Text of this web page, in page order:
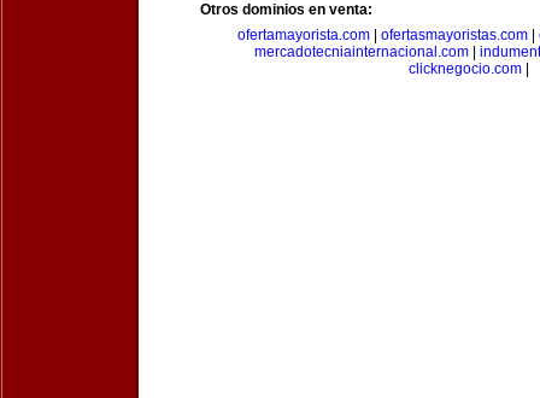
Otros dominios en venta:
ofertamayorista.com
ofertasmayoristas.com
mercadotecniainternacional.com
clicknegocio.com